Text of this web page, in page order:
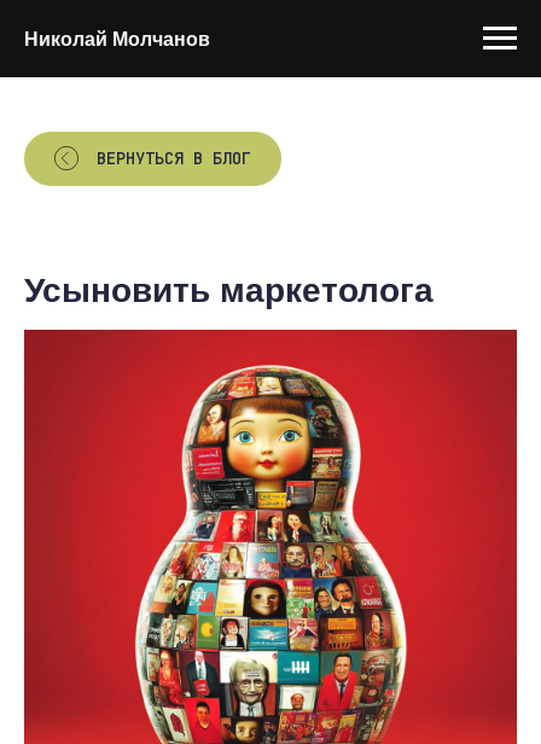
Николай Молчанов
ВЕРНУТЬСЯ В БЛОГ
Усыновить маркетолога